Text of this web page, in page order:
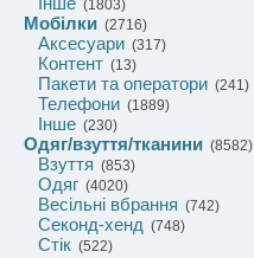
(1803)
Мобілки (2716)
Аксесуари (317)
Контент (13)
Пакети та оператори (241)
Телефони (1889)
Інше (230)
Одяг/взуття/тканини (8582)
Взуття (853)
Одяг (4020)
Весільні вбрання (742)
Секонд-хенд (748)
Стік (522)